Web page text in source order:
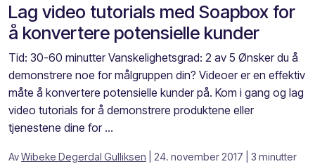
Lag video tutorials med Soapbox for
å konvertere potensielle kunder
Tid: 30-60 minutter Vanskelighetsgrad: 2 av 5 Ønsker du å
demonstrere noe for målgruppen din? Videoer er en effektiv
måte å konvertere potensielle kunder på. Kom i gang og lag
video tutorials for å demonstrere produktene eller
tjenestene dine for ...
AvWibeke Degerdal Gulliksen | 24. november 2017
| 3 minutter